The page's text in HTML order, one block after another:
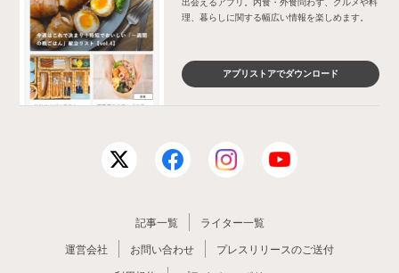
理、暮らしに関する幅広い情報を楽しめます。
アプリストアでダウンロード
記事一覧
ライター一覧
運営会社
お問い合わせ
プレスリリースのご送付